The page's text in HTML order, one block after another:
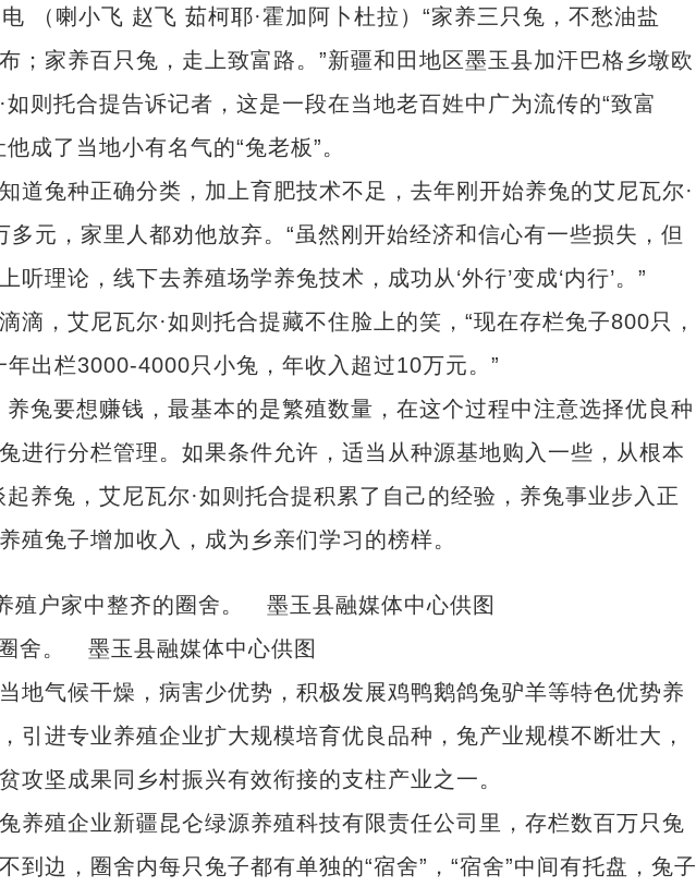
喇小飞 赵飞 茹柯耶·霍加阿卜杜拉）“家养三只兔，不愁油盐
；家养百只兔，走上致富路。”新疆和田地区墨玉县加汗巴格乡墩欧
则托合提告诉记者，这是一段在当地老百姓中广为流传的“致富
成了当地小有名气的“兔老板”。
兔种正确分类，加上育肥技术不足，去年刚开始养兔的艾尼瓦尔·
元，家里人都劝他放弃。“虽然刚开始经济和信心有一些损失，但
理论，线下去养殖场学养兔技术，成功从‘外行’变成‘内行’。”
，艾尼瓦尔·如则托合提藏不住脸上的笑，“现在存栏兔子800只，
出栏3000-4000只小兔，年收入超过10万元。”
要想赚钱，最基本的是繁殖数量，在这个过程中注意选择优良种
进行分栏管理。如果条件允许，适当从种源基地购入一些，从根本
起养兔，艾尼瓦尔·如则托合提积累了自己的经验，养兔事业步入正
殖兔子增加收入，成为乡亲们学习的榜样。
舍。 墨玉县融媒体中心供图
气候干燥，病害少优势，积极发展鸡鸭鹅鸽兔驴羊等特色优势养
引进专业养殖企业扩大规模培育优良品种，兔产业规模不断壮大，
攻坚成果同乡村振兴有效衔接的支柱产业之一。
殖企业新疆昆仑绿源养殖科技有限责任公司里，存栏数百万只兔
到边，圈舍内每只兔子都有单独的“宿舍”，“宿舍”中间有托盘，兔子